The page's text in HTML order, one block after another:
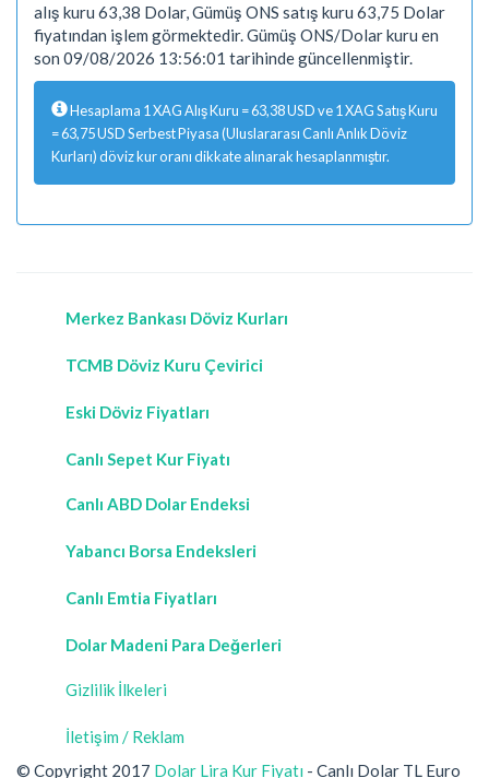
alış kuru 63,38 Dolar, Gümüş ONS satış kuru 63,75 Dolar
fiyatından işlem görmektedir. Gümüş ONS/Dolar kuru en
son 09/08/2026 13:56:01 tarihinde güncellenmiştir.
Hesaplama 1 XAG Alış Kuru = 63,38 USD ve 1 XAG Satış Kuru
= 63,75 USD Serbest Piyasa (Uluslararası Canlı Anlık Döviz
Kurları) döviz kur oranı dikkate alınarak hesaplanmıştır.
Merkez Bankası Döviz Kurları
TCMB Döviz Kuru Çevirici
Eski Döviz Fiyatları
Canlı Sepet Kur Fiyatı
Canlı ABD Dolar Endeksi
Yabancı Borsa Endeksleri
Canlı Emtia Fiyatları
Dolar Madeni Para Değerleri
Gizlilik İlkeleri
İletişim / Reklam
© Copyright 2017 Dolar Lira Kur Fiyatı - Canlı Dolar TL Euro